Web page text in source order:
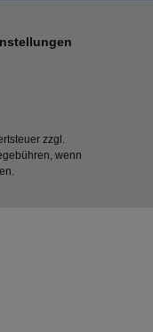
zzgl.
wenn